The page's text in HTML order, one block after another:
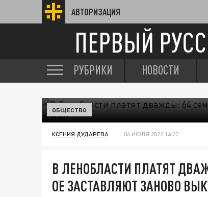
АВТОРИЗАЦИЯ
ПЕРВЫЙ
РУБРИКИ НОВОСТИ
ОБЩЕСТВО
КСЕНИЯ ДУДАРЕВА 06 ИЮЛЯ 2022 14:22
В ЛЕНОБЛАСТИ ПЛАТЯТ
ОЕ ЗАСТАВЛЯЮТ ЗАНОВО